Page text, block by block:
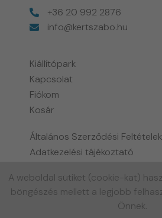
+36 20 992 2876
info@kertszabo.hu
Kiállítópark
Kapcsolat
Fiókom
Kosár
Általános Szerződési
Adatkezelési tájékoztató
Biohort garancia tájékoztató
Gyakran ismételt kérdések
A weboldal sütiket (cookie-kat)
böngészés mellett a legjobb
Önnek.